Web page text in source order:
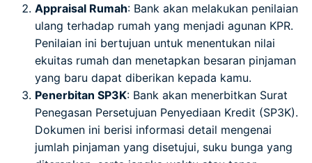
Appraisal Rumah: Bank akan melakukan penilaian
ulang terhadap rumah yang menjadi agunan KPR.
Penilaian ini bertujuan untuk menentukan nilai
ekuitas rumah dan menetapkan besaran pinjaman
yang baru dapat diberikan kepada kamu.
Penerbitan SP3K: Bank akan menerbitkan Surat
Penegasan Persetujuan Penyediaan Kredit (SP3K).
Dokumen ini berisi informasi detail mengenai
jumlah pinjaman yang disetujui, suku bunga yang